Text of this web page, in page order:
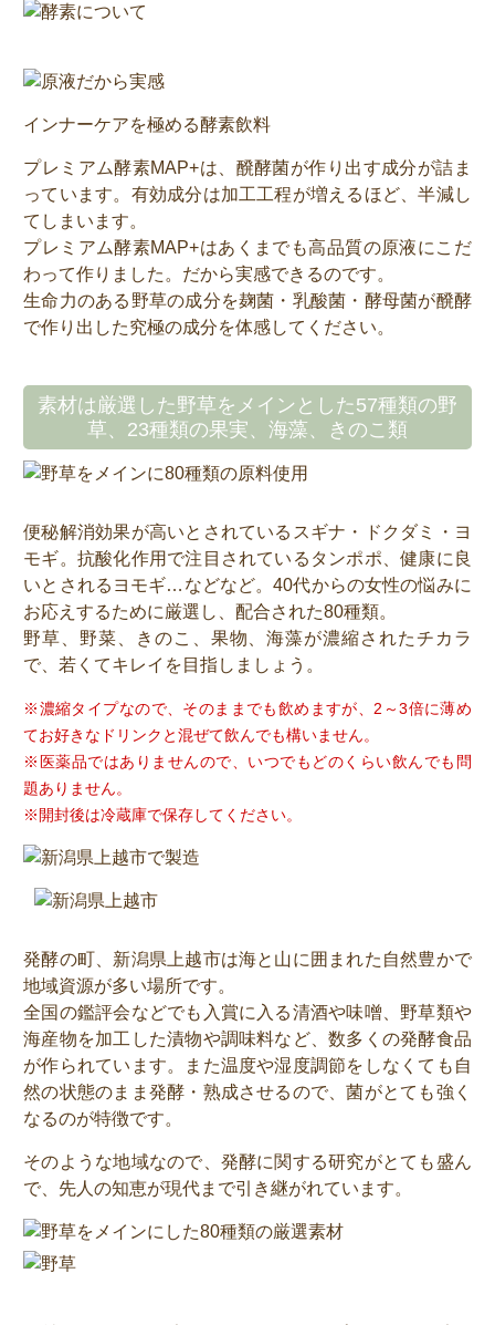
インナーケアを極める酵素飲料
プレミアム酵素MAP+は、醗酵菌が作り出す成分が詰ま
っています。有効成分は加工工程が増えるほど、半減し
てしまいます。
プレミアム酵素MAP+はあくまでも高品質の原液にこだ
わって作りました。だから実感できるのです。
生命力のある野草の成分を麹菌・乳酸菌・酵母菌が醗酵
で作り出した究極の成分を体感してください。
素材は厳選した野草をメインとした57種類の野
草、23種類の果実、海藻、きのこ類
便秘解消効果が高いとされているスギナ・ドクダミ・ヨ
モギ。抗酸化作用で注目されているタンポポ、健康に良
いとされるヨモギ…などなど。40代からの女性の悩みに
お応えするために厳選し、配合された80種類。
野草、野菜、きのこ、果物、海藻が濃縮されたチカラ
で、若くてキレイを目指しましょう。
※濃縮タイプなので、そのままでも飲めますが、2～3倍に薄め
てお好きなドリンクと混ぜて飲んでも構いません。
※医薬品ではありませんので、いつでもどのくらい飲んでも問
題ありません。
※開封後は冷蔵庫で保存してください。
発酵の町、新潟県上越市は海と山に囲まれた自然豊かで
地域資源が多い場所です。
全国の鑑評会などでも入賞に入る清酒や味噌、野草類や
海産物を加工した漬物や調味料など、数多くの発酵食品
が作られています。また温度や湿度調節をしなくても自
然の状態のまま発酵・熟成させるので、菌がとても強く
なるのが特徴です。
そのような地域なので、発酵に関する研究がとても盛ん
で、先人の知恵が現代まで引き継がれています。